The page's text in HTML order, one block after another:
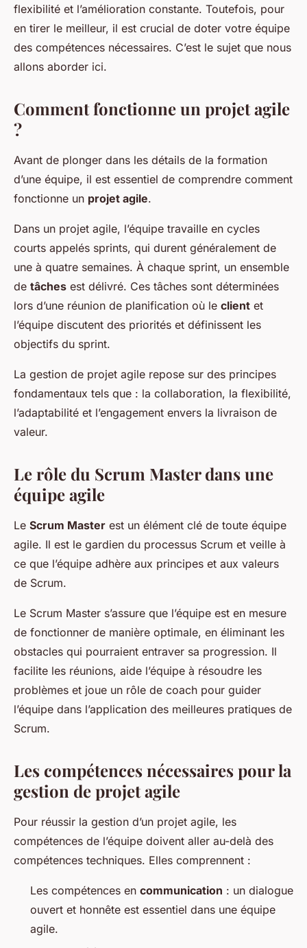
Ibrahim•16 septembre 2024•6 min de lecture
flexibilité et l’amélioration constante. Toutefois, pour
en tirer le meilleur, il est crucial de doter votre équipe
des compétences nécessaires. C’est le sujet que nous
allons aborder ici.
Comment fonctionne un projet agile
?
Avant de plonger dans les détails de la formation
d’une équipe, il est essentiel de comprendre comment
fonctionne un projet agile.
Dans un projet agile, l’équipe travaille en cycles
courts appelés sprints, qui durent généralement de
une à quatre semaines. À chaque sprint, un ensemble
de tâches est délivré. Ces tâches sont déterminées
lors d’une réunion de planification où le client et
l’équipe discutent des priorités et définissent les
objectifs du sprint.
La gestion de projet agile repose sur des principes
fondamentaux tels que : la collaboration, la flexibilité,
l’adaptabilité et l’engagement envers la livraison de
valeur.
Le rôle du Scrum Master dans une
équipe agile
Le Scrum Master est un élément clé de toute équipe
agile. Il est le gardien du processus Scrum et veille à
ce que l’équipe adhère aux principes et aux valeurs
de Scrum.
Le Scrum Master s’assure que l’équipe est en mesure
de fonctionner de manière optimale, en éliminant les
obstacles qui pourraient entraver sa progression. Il
facilite les réunions, aide l’équipe à résoudre les
problèmes et joue un rôle de coach pour guider
l’équipe dans l’application des meilleures pratiques de
Scrum.
Les compétences nécessaires pour la
gestion de projet agile
Pour réussir la gestion d’un projet agile, les
compétences de l’équipe doivent aller au-delà des
compétences techniques. Elles comprennent :
Les compétences en communication : un dialogue
ouvert et honnête est essentiel dans une équipe
agile.